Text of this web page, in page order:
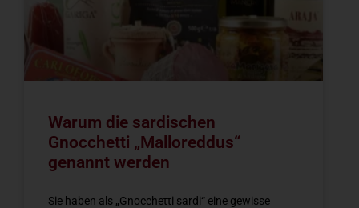
Warum die sardischen
Gnocchetti „Malloreddus“
genannt werden
Sie haben als „Gnocchetti sardi“ eine gewisse